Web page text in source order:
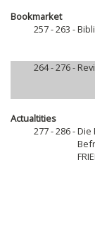
Bookmarket
257 - 263 -
264 - 276 -
Actualtities
277 - 286 -Die